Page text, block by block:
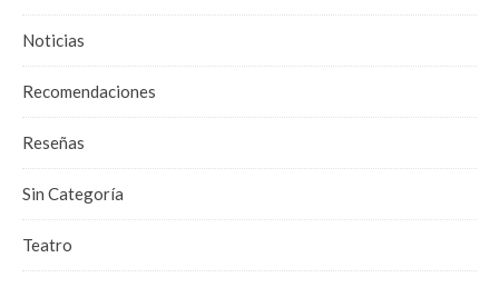
Noticias
Recomendaciones
Reseñas
Sin Categoría
Teatro